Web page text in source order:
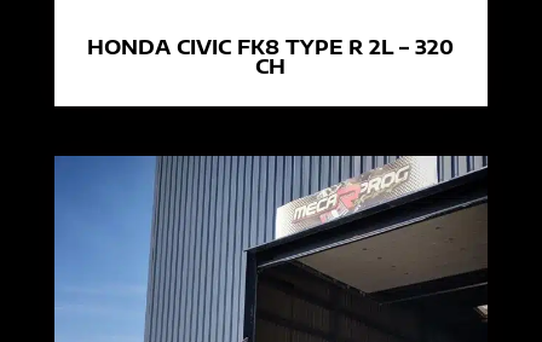
HONDA CIVIC FK8 TYPE R 2L – 320
CH